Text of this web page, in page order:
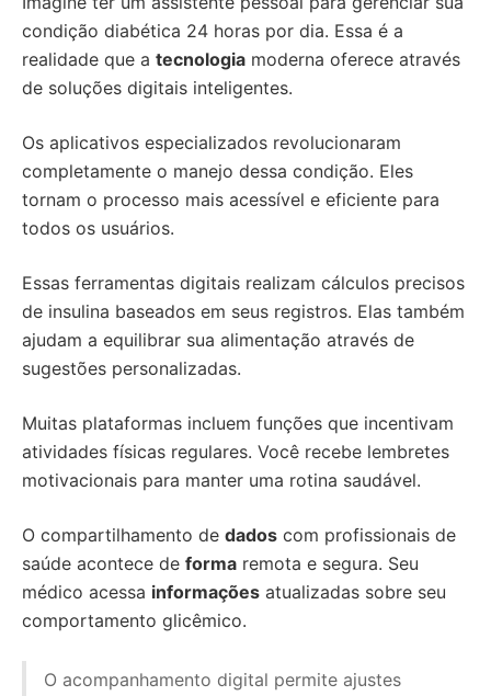
condição diabética 24 horas por dia. Essa é a
realidade que a tecnologia moderna oferece através
de soluções digitais inteligentes.
Os aplicativos especializados revolucionaram
completamente o manejo dessa condição. Eles
tornam o processo mais acessível e eficiente para
todos os usuários.
Essas ferramentas digitais realizam cálculos precisos
de insulina baseados em seus registros. Elas também
ajudam a equilibrar sua alimentação através de
sugestões personalizadas.
Muitas plataformas incluem funções que incentivam
atividades físicas regulares. Você recebe lembretes
motivacionais para manter uma rotina saudável.
O compartilhamento de dados com profissionais de
saúde acontece de forma remota e segura. Seu
médico acessa informações atualizadas sobre seu
comportamento glicêmico.
O acompanhamento digital permite ajustes